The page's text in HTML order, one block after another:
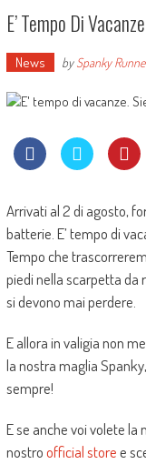
E’ Tempo Di
News bySpanky
Arrivati al 2 di agosto,
batterie. E’ tempo di
Tempo che
piedi nella scarpetta da
si devono mai perdere.
E allora in valigia non
la nostra maglia
sempre!
E se anche voi volete la
nostroofficial storee